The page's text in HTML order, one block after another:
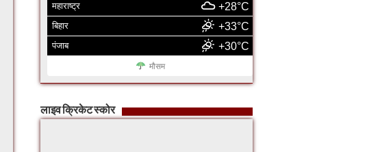
महाराष्ट्र +28°C
बिहार +33°C
पंजाब +30°C
मौसम
लाइव क्रिकेट स्कोर